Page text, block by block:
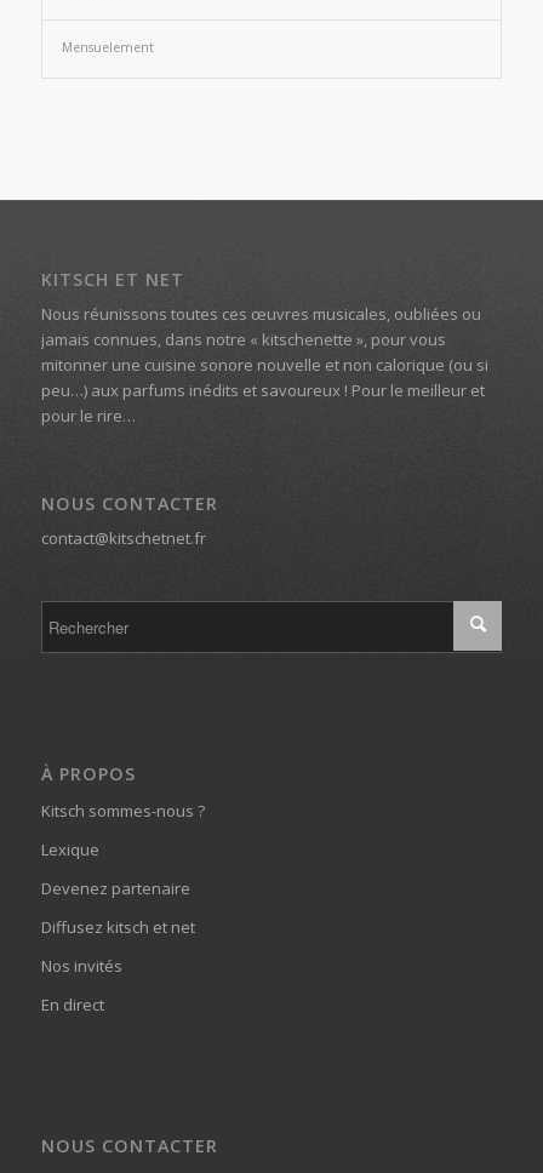
Mensuelement
KITSCH ET NET
Nous réunissons toutes ces œuvres musicales, oubliées ou
jamais connues, dans notre « kitschenette », pour vous
mitonner une cuisine sonore nouvelle et non calorique (ou si
peu…) aux parfums inédits et savoureux ! Pour le meilleur et
pour le rire…
NOUS CONTACTER
contact@kitschetnet.fr
À PROPOS
Kitsch sommes-nous ?
Lexique
Devenez partenaire
Diffusez kitsch et net
Nos invités
En direct
NOUS CONTACTER